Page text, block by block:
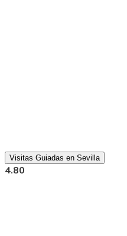
Visitas Guiadas en Sevilla
4.80